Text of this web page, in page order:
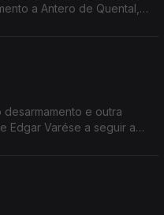
a Antero de Quental,
e outra
Edgar Varése a seguir a